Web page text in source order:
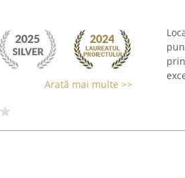
Arată mai multe >>